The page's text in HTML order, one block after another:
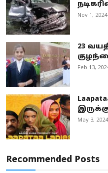
Nov 1, 2024
23
Feb 13,
May 3, 2024
Recommended Posts